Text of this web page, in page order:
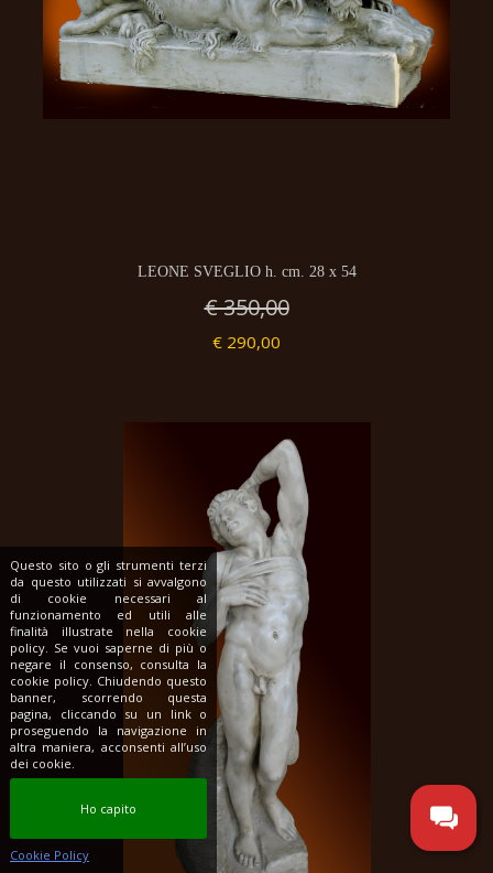
Questo sito o gli strumenti terzi
da questo utilizzati si avvalgono
di cookie necessari al
funzionamento ed utili alle
finalità illustrate nella cookie
policy. Se vuoi saperne di più o
negare il consenso, consulta la
cookie policy. Chiudendo questo
banner, scorrendo questa
pagina, cliccando su un link o
proseguendo la navigazione in
altra maniera, acconsenti all’uso
dei cookie.
Ho capito
Cookie Policy
LEONE SVEGLIO h. cm. 28 x 54
€ 350,00
€ 290,00